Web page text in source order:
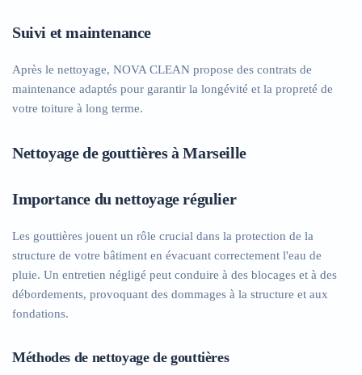
Suivi et maintenance
Après le nettoyage, NOVA CLEAN propose des contrats de
maintenance adaptés pour garantir la longévité et la propreté de
votre toiture à long terme.
Nettoyage de gouttières à Marseille
Importance du nettoyage régulier
Les gouttières jouent un rôle crucial dans la protection de la
structure de votre bâtiment en évacuant correctement l'eau de
pluie. Un entretien négligé peut conduire à des blocages et à des
débordements, provoquant des dommages à la structure et aux
fondations.
Méthodes de nettoyage de gouttières